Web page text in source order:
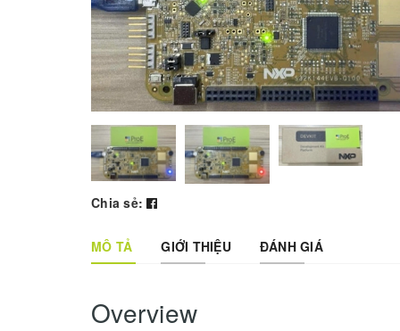
Chia sẻ:
MÔ TẢ GIỚI THIỆU ĐÁNH GIÁ
Overview